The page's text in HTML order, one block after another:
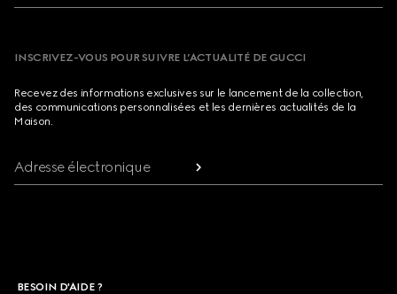
INSCRIVEZ-VOUS POUR SUIVRE L’ACTUALITÉ DE GUCCI
Recevez des informations exclusives sur le lancement de la collection,
des communications personnalisées et les dernières actualités de la
Maison.
Adresse électronique
BESOIN D'AIDE ?